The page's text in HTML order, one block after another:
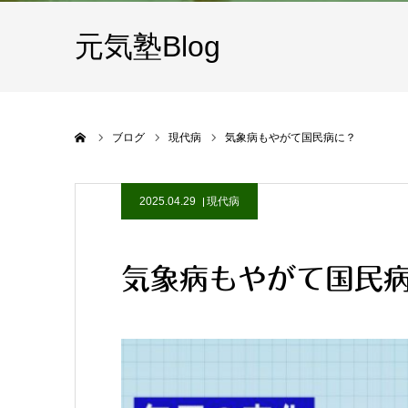
元気塾Blog
ブログ 現代病 気象病もやがて国民病に？
2025.04.29 現代病
気象病もやがて国民